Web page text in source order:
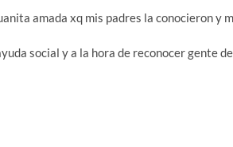
amada xq mis padres la conocieron y
social y a la hora de reconocer gente de